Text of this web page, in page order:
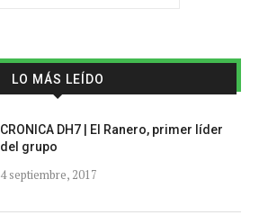
LO MÁS LEÍDO
CRONICA DH7 | El Ranero, primer líder
del grupo
4 septiembre, 2017